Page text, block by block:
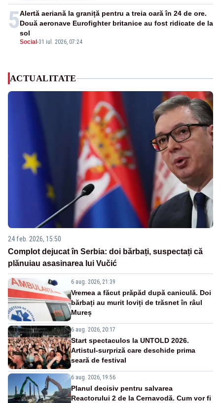
5
Social -31 iul. 2026, 07:24
Alertă aeriană la graniță pentru a treia oară în 24 de ore.
Două aeronave Eurofighter britanice au fost ridicate de la
sol
ACTUALITATE
24 feb. 2026, 15:50
Complot dejucat în Serbia: doi bărbați, suspectați că
plănuiau asasinarea lui Vučić
6 aug. 2026, 21:39
Vremea a făcut prăpăd după caniculă. Doi
bărbați au murit loviți de trăsnet în râul
Mureș
6 aug. 2026, 20:17
Start spectaculos la UNTOLD 2026.
Artistul-surpriză care deschide prima
seară de festival
6 aug. 2026, 19:56
Planul decisiv pentru salvarea
Reactorului 2 de la Cernavodă. Cum vor fi